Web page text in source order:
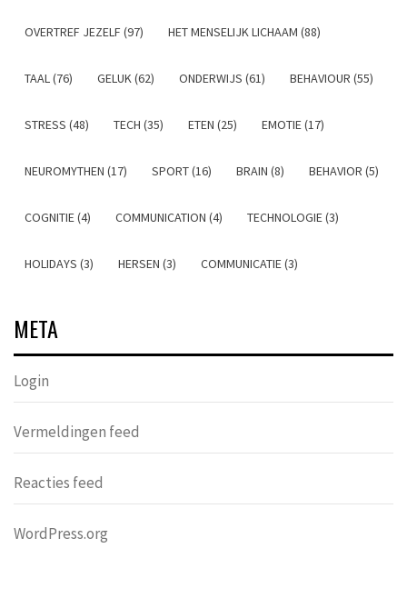
OVERTREF JEZELF (97) HET MENSELIJK LICHAAM (88)
TAAL (76) GELUK (62) ONDERWIJS (61) BEHAVIOUR (55)
STRESS (48) TECH (35) ETEN (25) EMOTIE (17)
NEUROMYTHEN (17) SPORT (16) BRAIN (8) BEHAVIOR (5)
COGNITIE (4) COMMUNICATION (4) TECHNOLOGIE (3)
HOLIDAYS (3) HERSEN (3) COMMUNICATIE (3)
META
Login
Vermeldingen feed
Reacties feed
WordPress.org